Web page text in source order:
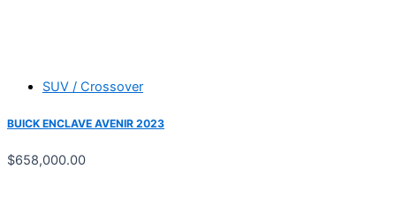
SUV / Crossover
BUICK ENCLAVE AVENIR 2023
$658,000.00